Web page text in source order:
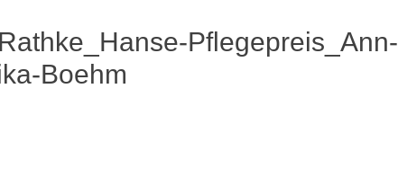
Pflegepreis_Ann-
Boehm